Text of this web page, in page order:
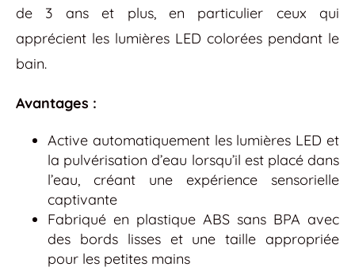
de 3 ans et plus, en particulier ceux qui
apprécient les lumières LED colorées pendant le
bain.
Avantages :
Active automatiquement les lumières LED et
la pulvérisation d’eau lorsqu’il est placé dans
l’eau, créant une expérience sensorielle
captivante
Fabriqué en plastique ABS sans BPA avec
des bords lisses et une taille appropriée
pour les petites mains